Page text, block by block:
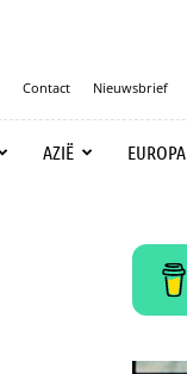
Contact Nieuwsbrief
AZIË EUROPA